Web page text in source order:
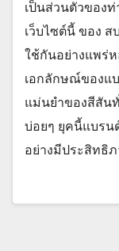
เป็นส่วนตัวของท่
เว็บไซต์นี้ ของ
ใช้กันอย่างแพร่
เอกลักษณ์ของแ
แม่นยำของสีสัน
บ่อยๆ ยุคนี้แบรน
อย่างมีประสิทธิ